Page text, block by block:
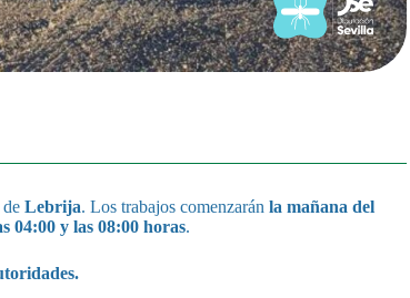
Lebrija. Los trabajos comenzarán la mañana del
04:00 y las 08:00 horas.